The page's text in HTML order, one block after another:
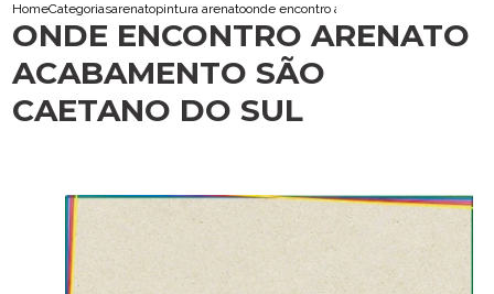
HomeCategoriasarenatopintura arenatoonde encontro arenato acabamento sao
ONDE ENCONTRO ARENATO
ACABAMENTO SÃO
CAETANO DO SUL